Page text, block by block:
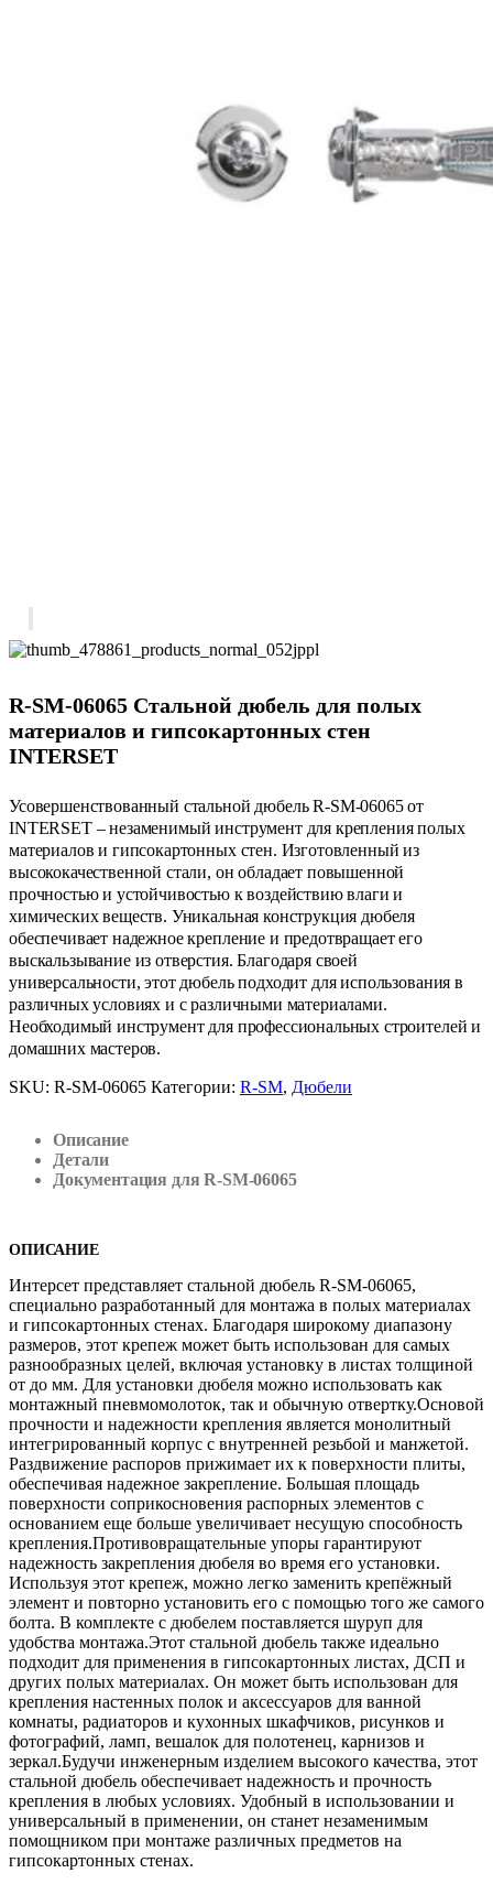
R-SM-06065 Стальной дюбель для полых
материалов и гипсокартонных стен
INTERSET
Усовершенствованный стальной дюбель R-SM-06065 от
INTERSET – незаменимый инструмент для крепления полых
материалов и гипсокартонных стен. Изготовленный из
высококачественной стали, он обладает повышенной
прочностью и устойчивостью к воздействию влаги и
химических веществ. Уникальная конструкция дюбеля
обеспечивает надежное крепление и предотвращает его
выскальзывание из отверстия. Благодаря своей
универсальности, этот дюбель подходит для использования в
различных условиях и с различными материалами.
Необходимый инструмент для профессиональных строителей и
домашних мастеров.
SKU: R-SM-06065 Категории: R-SM, Дюбели
Описание
Детали
Документация для R-SM-06065
ОПИСАНИЕ
Интерсет представляет стальной дюбель R-SM-06065,
специально разработанный для монтажа в полых материалах
и гипсокартонных стенах. Благодаря широкому диапазону
размеров, этот крепеж может быть использован для самых
разнообразных целей, включая установку в листах толщиной
от до мм. Для установки дюбеля можно использовать как
монтажный пневмомолоток, так и обычную отвертку.Основой
прочности и надежности крепления является монолитный
интегрированный корпус с внутренней резьбой и манжетой.
Раздвижение распоров прижимает их к поверхности плиты,
обеспечивая надежное закрепление. Большая площадь
поверхности соприкосновения распорных элементов с
основанием еще больше увеличивает несущую способность
крепления.Противовращательные упоры гарантируют
надежность закрепления дюбеля во время его установки.
Используя этот крепеж, можно легко заменить крепёжный
элемент и повторно установить его с помощью того же самого
болта. В комплекте с дюбелем поставляется шуруп для
удобства монтажа.Этот стальной дюбель также идеально
подходит для применения в гипсокартонных листах, ДСП и
других полых материалах. Он может быть использован для
крепления настенных полок и аксессуаров для ванной
комнаты, радиаторов и кухонных шкафчиков, рисунков и
фотографий, ламп, вешалок для полотенец, карнизов и
зеркал.Будучи инженерным изделием высокого качества, этот
стальной дюбель обеспечивает надежность и прочность
крепления в любых условиях. Удобный в использовании и
универсальный в применении, он станет незаменимым
помощником при монтаже различных предметов на
гипсокартонных стенах.